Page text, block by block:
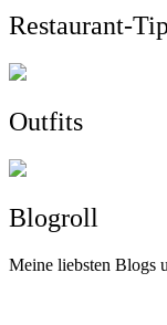
Restaurant-
Outfits
Blogroll
Meine liebsten Blogs